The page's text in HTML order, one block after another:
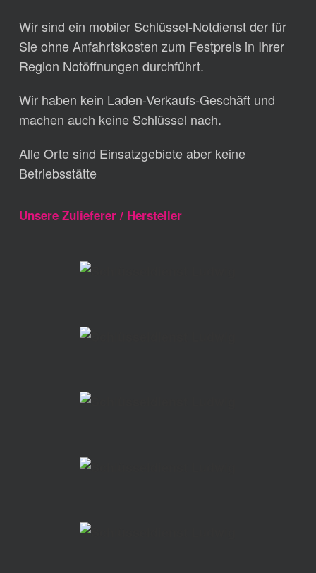
Wir sind ein mobiler Schlüssel-Notdienst der für
Sie ohne Anfahrtskosten zum Festpreis in Ihrer
Region Notöffnungen durchführt.
Wir haben kein Laden-Verkaufs-Geschäft und
machen auch keine Schlüssel nach.
Alle Orte sind Einsatzgebiete aber keine
Betriebsstätte
Unsere Zulieferer / Hersteller